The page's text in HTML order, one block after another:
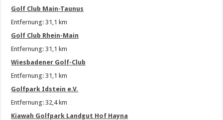
Golf Club Main-Taunus
Entfernung: 31,1 km
Golf Club Rhein-Main
Entfernung: 31,1 km
Wiesbadener Golf-Club
Entfernung: 31,1 km
Golfpark Idstein e.V.
Entfernung: 32,4 km
Kiawah Golfpark Landgut Hof Hayna